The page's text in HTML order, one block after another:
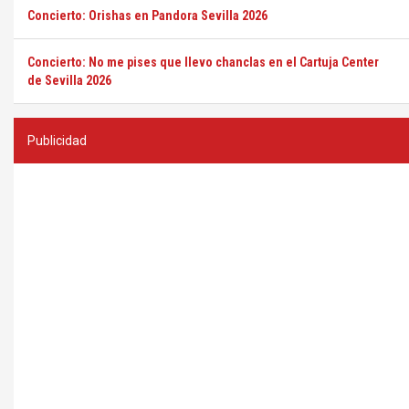
Concierto: Orishas en Pandora Sevilla 2026
Concierto: No me pises que llevo chanclas en el Cartuja Center
de Sevilla 2026
Publicidad